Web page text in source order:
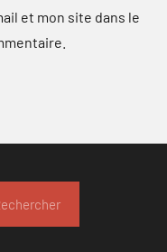
et mon site dans le